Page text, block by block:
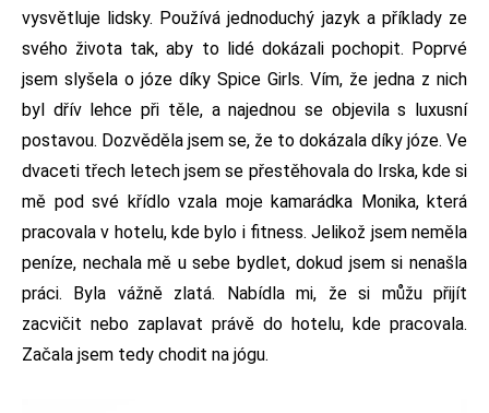
vysvětluje lidsky. Používá jednoduchý jazyk a příklady ze
svého života tak, aby to lidé dokázali pochopit. Poprvé
jsem slyšela o józe díky Spice Girls. Vím, že jedna z nich
byl dřív lehce při těle, a najednou se objevila s luxusní
postavou. Dozvěděla jsem se, že to dokázala díky józe. Ve
dvaceti třech letech jsem se přestěhovala do Irska, kde si
mě pod své křídlo vzala moje kamarádka Monika, která
pracovala v hotelu, kde bylo i fitness. Jelikož jsem neměla
peníze, nechala mě u sebe bydlet, dokud jsem si nenašla
práci. Byla vážně zlatá. Nabídla mi, že si můžu přijít
zacvičit nebo zaplavat právě do hotelu, kde pracovala.
Začala jsem tedy chodit na jógu.